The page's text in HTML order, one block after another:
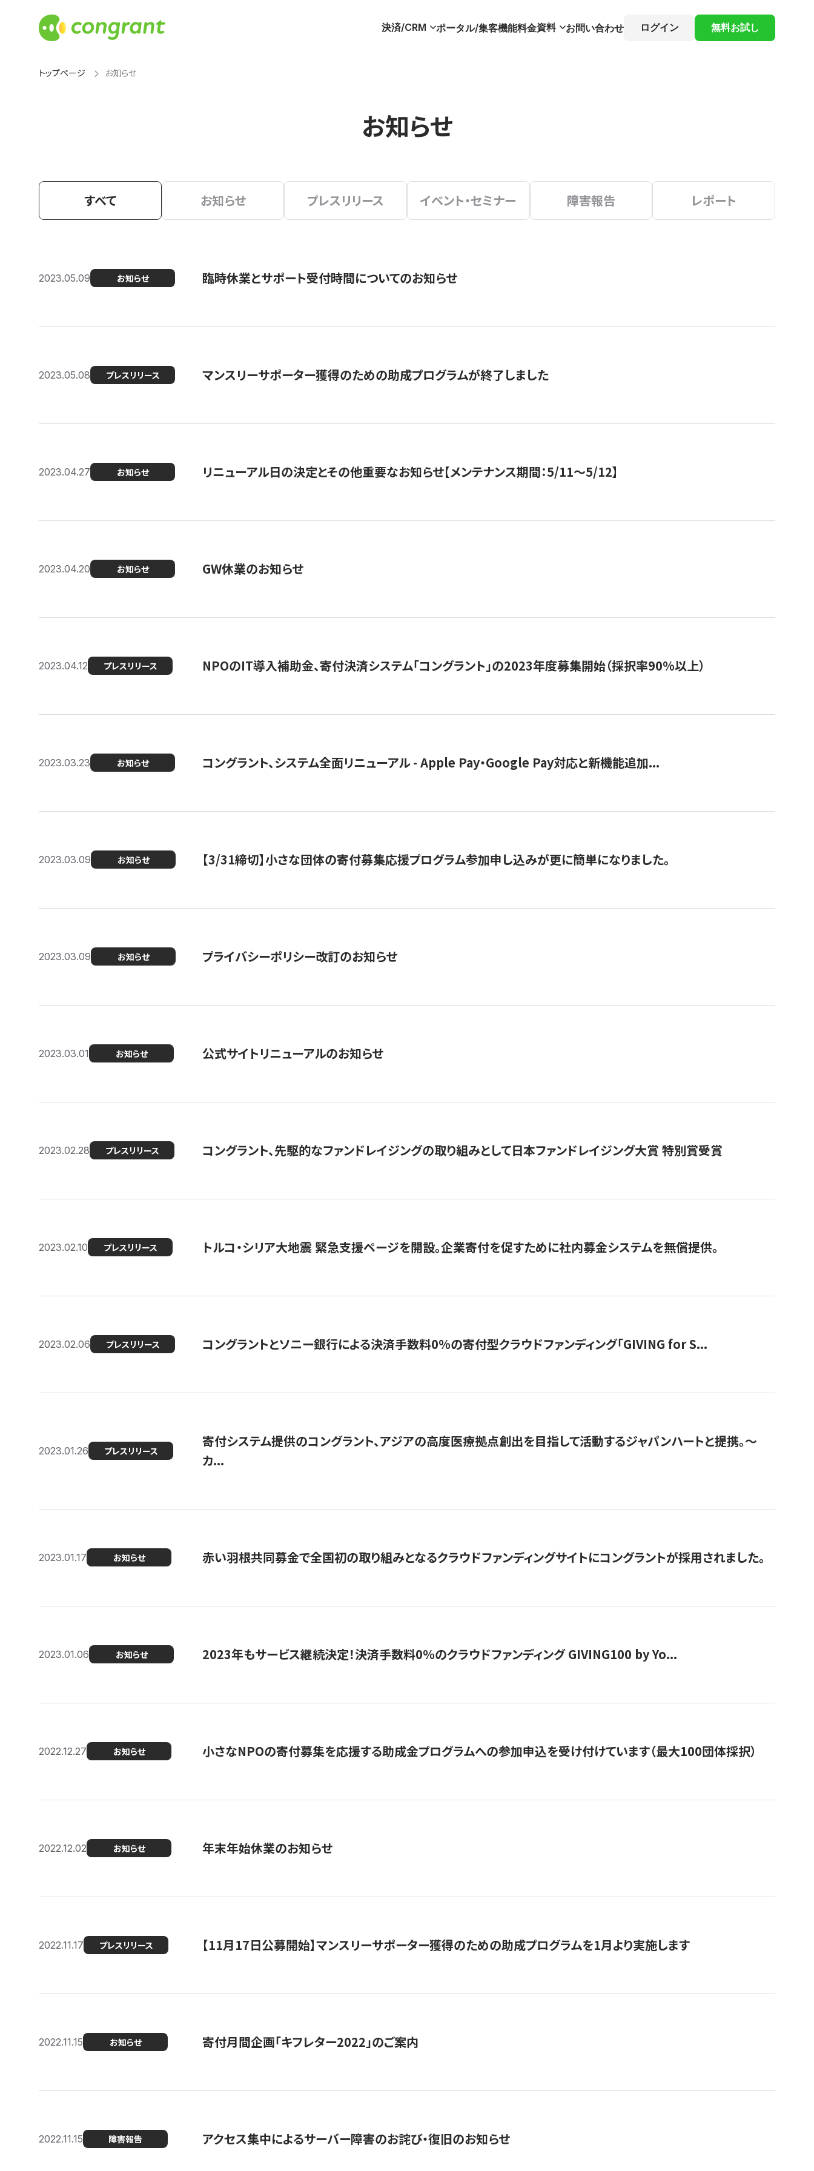
決済/CRM ポータル/集客機能料金資料 お問い合わせ ログイン 無料お試し
トップページ お知らせ
お知らせ
すべて お知らせ プレスリリース イベント・セミナー 障害報告 レポート
2023.05.09 お知らせ 臨時休業とサポート受付時間についてのお知らせ
2023.05.08 プレスリリース マンスリーサポーター獲得のための助成プログラムが終了しました
2023.04.27 お知らせ リニューアル日の決定とその他重要なお知らせ【メンテナンス期間：5/11～5/12】
2023.04.20 お知らせ GW休業のお知らせ
2023.04.12 プレスリリース NPOのIT導入補助金、寄付決済システム「コングラント」の2023年度募集開始（採択率90%以上）
2023.03.23 お知らせ コングラント、システム全面リニューアル - Apple Pay・Google Pay対応と新機能追加...
2023.03.09 お知らせ 【3/31締切】小さな団体の寄付募集応援プログラム参加申し込みが更に簡単になりました。
2023.03.09 お知らせ プライバシーポリシー改訂のお知らせ
2023.03.01 お知らせ 公式サイトリニューアルのお知らせ
2023.02.28 プレスリリース コングラント、先駆的なファンドレイジングの取り組みとして日本ファンドレイジング大賞 特別賞受賞
2023.02.10 プレスリリース トルコ・シリア大地震 緊急支援ページを開設。企業寄付を促すために社内募金システムを無償提供。
2023.02.06 プレスリリース コングラントとソニー銀行による決済手数料0%の寄付型クラウドファンディング「GIVING for S...
2023.01.26 プレスリリース
寄付システム提供のコングラント、アジアの高度医療拠点創出を目指して活動するジャパンハートと提携。〜
カ...
2023.01.17 お知らせ 赤い羽根共同募金で全国初の取り組みとなるクラウドファンディングサイトにコングラントが採用されました。
2023.01.06 お知らせ 2023年もサービス継続決定！決済手数料0％のクラウドファンディング GIVING100 by Yo...
2022.12.27 お知らせ 小さなNPOの寄付募集を応援する助成金プログラムへの参加申込を受け付けています（最大100団体採択）
2022.12.02 お知らせ 年末年始休業のお知らせ
2022.11.17 プレスリリース 【11月17日公募開始】マンスリーサポーター獲得のための助成プログラムを1月より実施します
2022.11.15 お知らせ 寄付月間企画「キフレター2022」のご案内
2022.11.15 障害報告 アクセス集中によるサーバー障害のお詫び・復旧のお知らせ